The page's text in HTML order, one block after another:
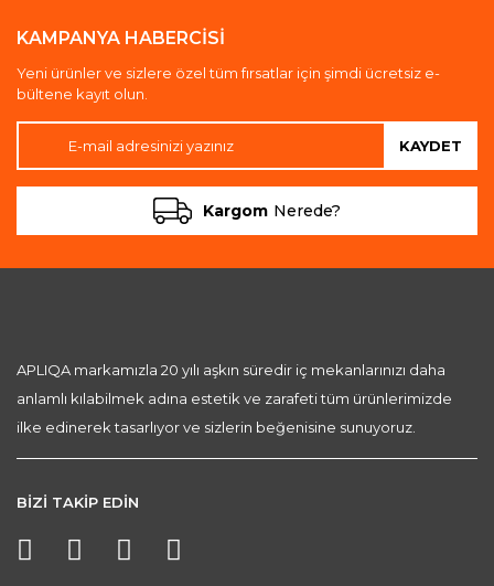
KAMPANYA HABERCİSİ
Yeni ürünler ve sizlere özel tüm fırsatlar için şimdi ücretsiz e-
bültene kayıt olun.
KAYDET
Kargom Nerede?
APLIQA markamızla 20 yılı aşkın süredir iç mekanlarınızı daha
anlamlı kılabilmek adına estetik ve zarafeti tüm ürünlerimizde
ilke edinerek tasarlıyor ve sizlerin beğenisine sunuyoruz.
BİZİ TAKİP EDİN